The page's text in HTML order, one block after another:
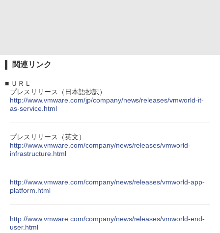
関連リンク
■ ＵＲＬ
プレスリリース（日本語抄訳）
http://www.vmware.com/jp/company/news/releases/vmworld-it-
as-service.html
プレスリリース（英文）
http://www.vmware.com/company/news/releases/vmworld-
infrastructure.html
http://www.vmware.com/company/news/releases/vmworld-app-
platform.html
http://www.vmware.com/company/news/releases/vmworld-end-
user.html